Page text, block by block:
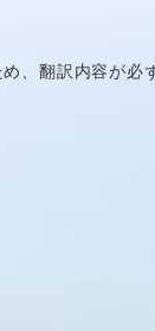
、翻訳内容が必